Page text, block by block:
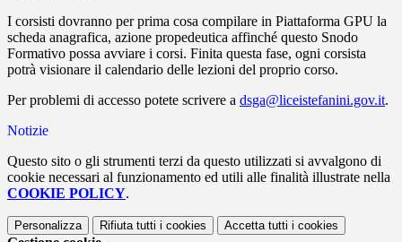
I corsisti dovranno per prima cosa compilare in Piattaforma GPU la
scheda anagrafica, azione propedeutica affinché questo Snodo
Formativo possa avviare i corsi. Finita questa fase, ogni corsista
potrà visionare il calendario delle lezioni del proprio corso.
Per problemi di accesso potete scrivere a dsga@liceistefanini.gov.it.
Notizie
Questo sito o gli strumenti terzi da questo utilizzati si avvalgono di
cookie necessari al funzionamento ed utili alle finalità illustrate nella
COOKIE POLICY.
Personalizza Rifiuta tutti i cookies Accetta tutti i cookies